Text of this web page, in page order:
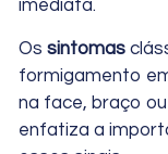
imediata.
Os sintomas
formigamento
na face, braço
enfatiza a